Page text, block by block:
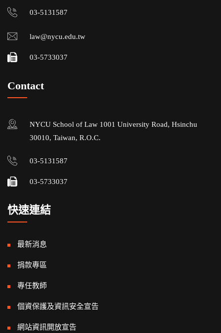
03-5131587
law@nycu.edu.tw
03-5733037
Contact
NYCU School of Law 1001 University Road, Hsinchu
30010, Taiwan, R.O.C.
03-5131587
03-5733037
快速連結
最新消息
捐款專區
專任教師
個資保護及資訊安全宣告
網站資訊開放宣告